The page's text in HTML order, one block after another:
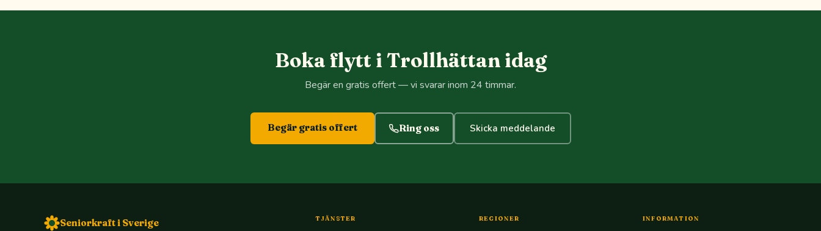
Boka flytt i Trollhättan idag
Begär en gratis offert — vi svarar inom 24 timmar.
Begär gratis offert Ring oss Skicka meddelande
Seniorkraft i Sverige TJÄNSTER REGIONER INFORMATION